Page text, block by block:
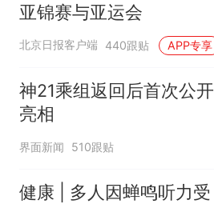
亚锦赛与亚运会
北京日报客户端 440跟贴 APP专享
神21乘组返回后首次公开
亮相
界面新闻 510跟贴
健康 | 多人因蝉鸣听力受